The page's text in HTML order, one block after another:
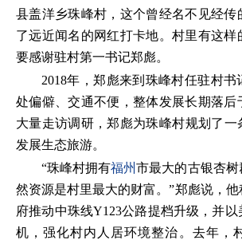
县盖洋乡珠峰村，这个曾经名不见经传
了远近闻名的网红打卡地。村里有这样
要感谢驻村第一书记郑彪。
2018年，郑彪来到珠峰村任驻村
处偏僻、交通不便，整体发展长期落后
大量走访调研，郑彪为珠峰村规划了
发展生态旅游。
“珠峰村拥有福州市最大的古银杏
然资源是村里最大的财富。”郑彪说，
府推动中珠线Y123公路提档升级，并
机，强化村内人居环境整治。去年，